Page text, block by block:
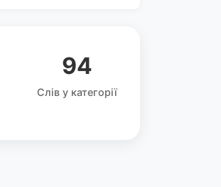
94
Слів у категорії